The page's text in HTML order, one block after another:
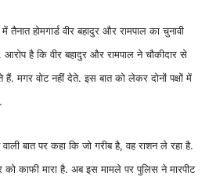
तैनात होमगार्ड वीर बहादुर और रामपाल का चुनावी
आरोप है कि वीर बहादुर और रामपाल ने चौकीदार से
मगर वोट नहीं देते. इस बात को लेकर दोनों पक्षों में
वाली बात पर कहा कि जो गरीब है, वह राशन ले रहा है.
को काफी मारा है. अब इस मामले पर पुलिस ने मारपीट